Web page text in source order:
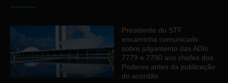
Presidente do STF
encaminha comunicado
sobre julgamento das ADIs
7779 e 7790 aos chefes dos
Poderes antes da publicação
do acórdão